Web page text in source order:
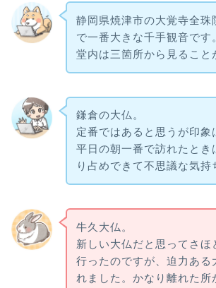
静岡県焼津市の大覚寺全珠
で一番大きな千手観音です
堂内は三箇所から見ること
鎌倉の大仏。
定番ではあると思うが印象
平日の朝一番で訪れたとき
り占めできて不思議な気持
牛久大仏。
新しい大仏だと思ってさほ
行ったのですが、迫力ある
れました。かなり離れた所